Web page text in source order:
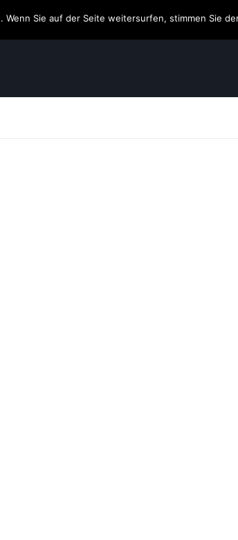
Sie auf der Seite weitersurfen, stimmen Sie